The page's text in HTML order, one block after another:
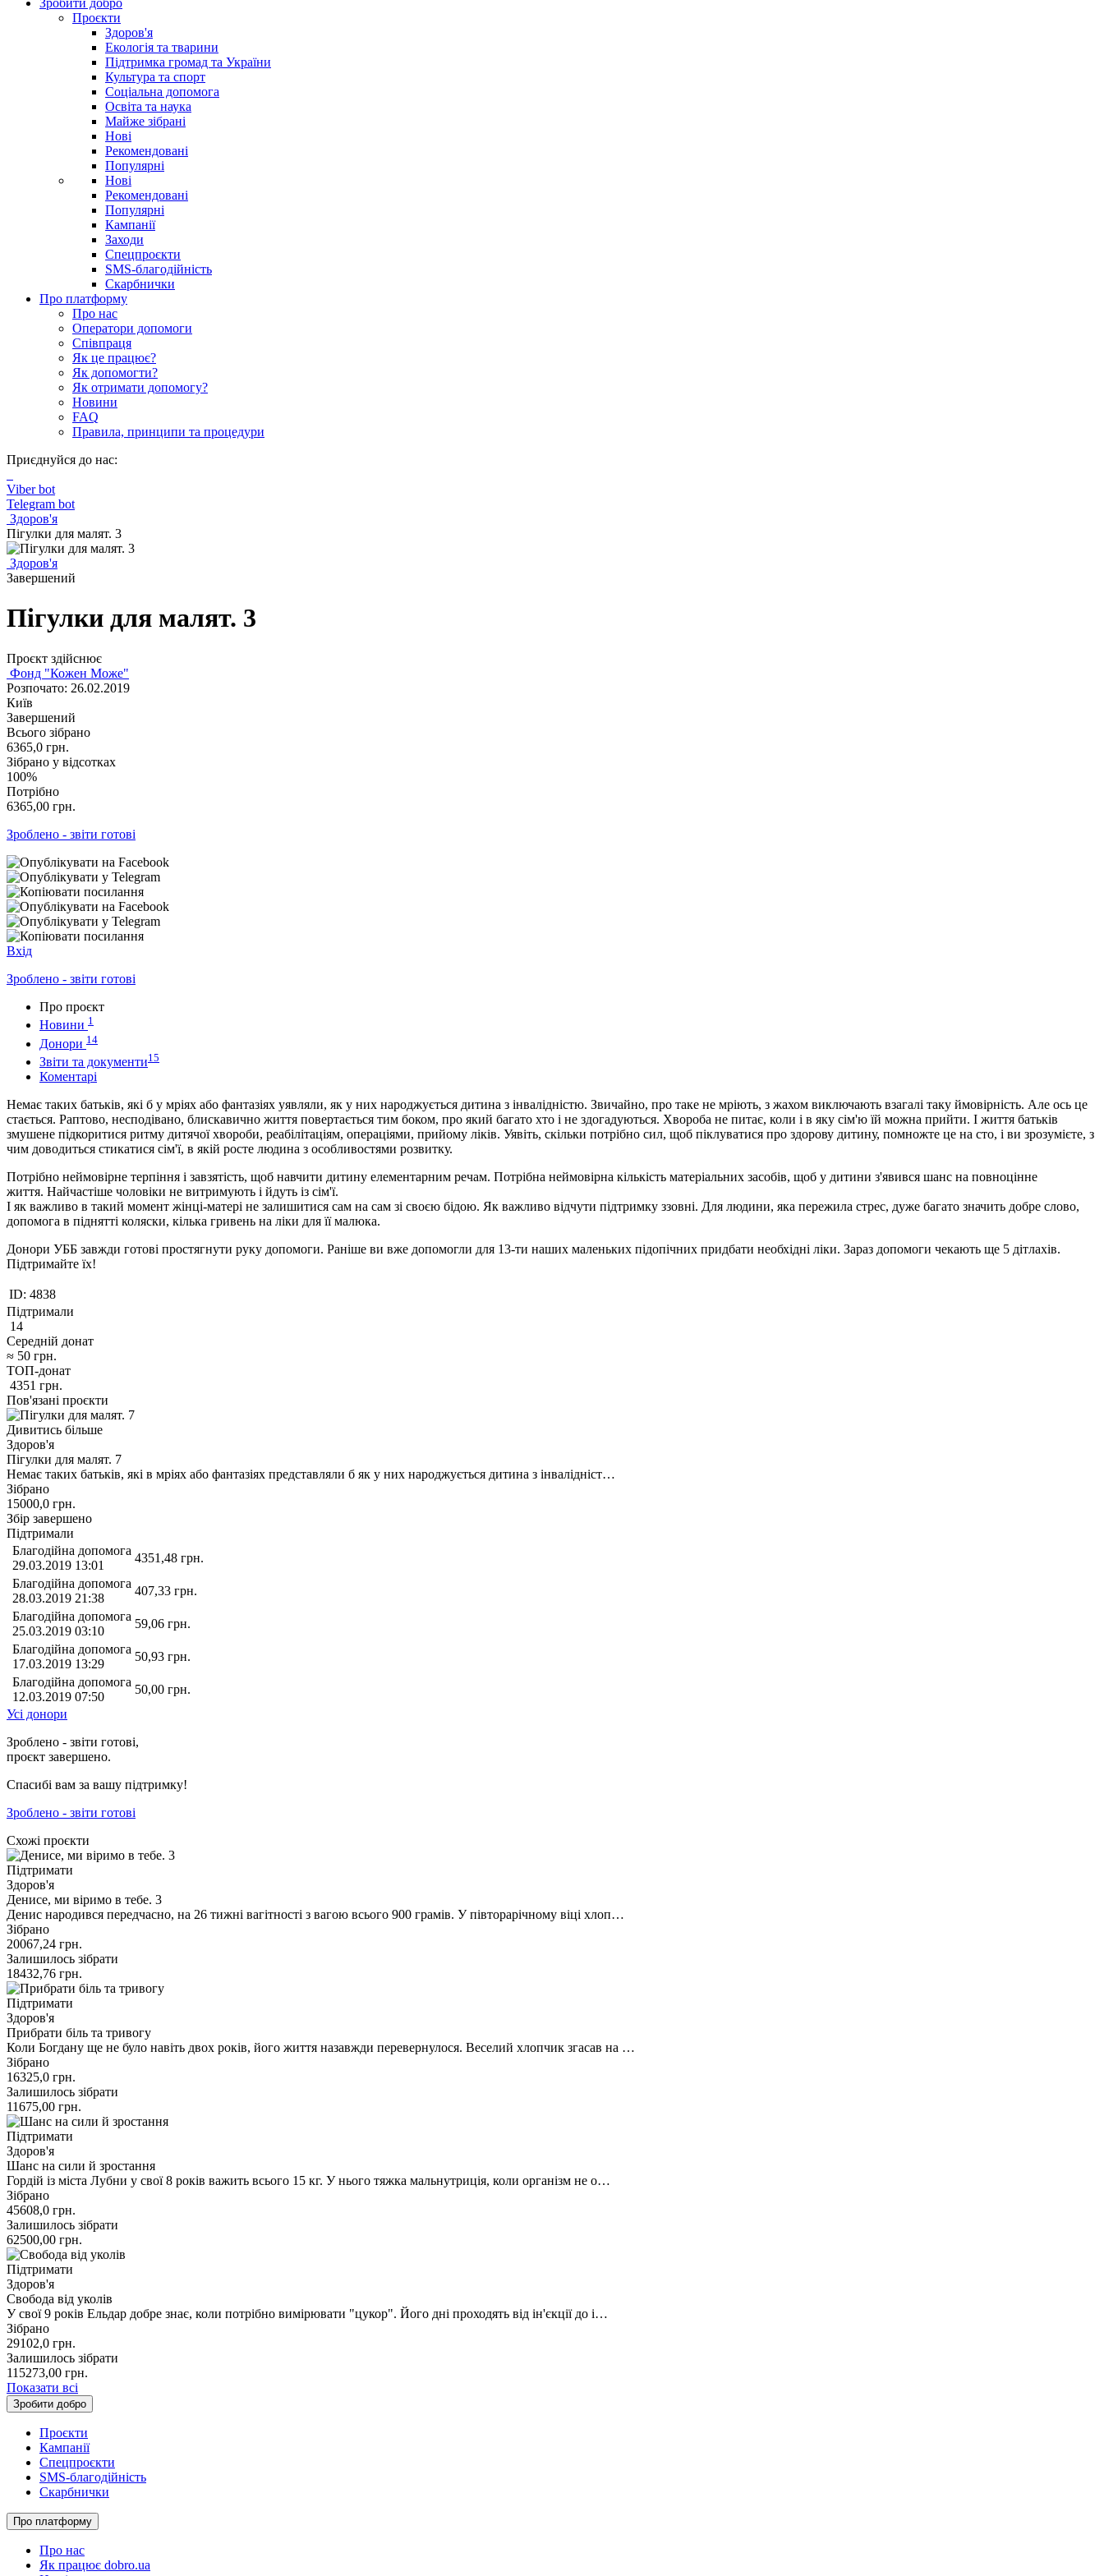
Зробити добро
Проєкти
Здоров'я
Екологія та тварини
Підтримка громад та України
Культура та спорт
Соціальна допомога
Освіта та наука
Майже зібрані
Нові
Рекомендовані
Популярні
Нові
Рекомендовані
Популярні
Кампанії
Заходи
Спецпроєкти
SMS-благодійність
Скарбнички
Про платформу
Про нас
Оператори допомоги
Співпраця
Як це працює?
Як допомогти?
Як отримати допомогу?
Новини
FAQ
Правила, принципи та процедури
Приєднуйся до нас:
Viber bot
Telegram bot
Здоров'я
Пігулки для малят. 3
Здоров'я
Завершений
Пігулки для малят. 3
Проєкт здійснює
Фонд "Кожен Може"
Розпочато: 26.02.2019
Київ
Завершений
Всього зібрано
6365,0 грн.
Зібрано у відсотках
100%
Потрібно
6365,00 грн.
Зроблено - звіти готові
Вхід
Зроблено - звіти готові
Про проєкт
Новини 1
Донори 14
Звіти та документи15
Коментарі
Немає таких батьків, які б у мріях або фантазіях уявляли, як у них народжується дитина з інвалідністю. Звичайно, про таке не мріють, з жахом виключають взагалі таку ймовірність. Але ось це
стається. Раптово, несподівано, блискавично життя повертається тим боком, про який багато хто і не здогадуються. Хвороба не питає, коли і в яку сім'ю їй можна прийти. І життя батьків
змушене підкоритися ритму дитячої хвороби, реабілітаціям, операціями, прийому ліків. Уявіть, скільки потрібно сил, щоб піклуватися про здорову дитину, помножте це на сто, і ви зрозумієте, з
чим доводиться стикатися сім'ї, в якій росте людина з особливостями розвитку.
Потрібно неймовірне терпіння і завзятість, щоб навчити дитину елементарним речам. Потрібна неймовірна кількість матеріальних засобів, щоб у дитини з'явився шанс на повноцінне
життя. Найчастіше чоловіки не витримують і йдуть із сім'ї.
І як важливо в такий момент жінці-матері не залишитися сам на сам зі своєю бідою. Як важливо відчути підтримку ззовні. Для людини, яка пережила стрес, дуже багато значить добре слово,
допомога в піднятті коляски, кілька гривень на ліки для її малюка.
Донори УББ завжди готові простягнути руку допомоги. Раніше ви вже допомогли для 13-ти наших маленьких підопічних придбати необхідні ліки. Зараз допомоги чекають ще 5 дітлахів.
Підтримайте їх!
ID: 4838
Підтримали
14
Середній донат
≈ 50 грн.
ТОП-донат
4351 грн.
Пов'язані проєкти
Дивитись більше
Здоров'я
Пігулки для малят. 7
Немає таких батьків, які в мріях або фантазіях представляли б як у них народжується дитина з інвалідніст…
Зібрано
15000,0 грн.
Збір завершено
Підтримали
Благодійна допомога
29.03.2019 13:01
4351,48 грн.
Благодійна допомога
28.03.2019 21:38
407,33 грн.
Благодійна допомога
25.03.2019 03:10
59,06 грн.
Благодійна допомога
17.03.2019 13:29
50,93 грн.
Благодійна допомога
12.03.2019 07:50
50,00 грн.
Усі донори
Зроблено - звіти готові,
проєкт завершено.
Спасибі вам за вашу підтримку!
Зроблено - звіти готові
Схожі проєкти
Підтримати
Здоров'я
Денисе, ми віримо в тебе. 3
Денис народився передчасно, на 26 тижні вагітності з вагою всього 900 грамів. У півторарічному віці хлоп…
Зібрано
20067,24 грн.
Залишилось зібрати
18432,76 грн.
Підтримати
Здоров'я
Прибрати біль та тривогу
Коли Богдану ще не було навіть двох років, його життя назавжди перевернулося. Веселий хлопчик згасав на …
Зібрано
16325,0 грн.
Залишилось зібрати
11675,00 грн.
Підтримати
Здоров'я
Шанс на сили й зростання
Гордій із міста Лубни у свої 8 років важить всього 15 кг. У нього тяжка мальнутриція, коли організм не о…
Зібрано
45608,0 грн.
Залишилось зібрати
62500,00 грн.
Підтримати
Здоров'я
Свобода від уколів
У свої 9 років Ельдар добре знає, коли потрібно вимірювати "цукор". Його дні проходять від ін'єкції до і…
Зібрано
29102,0 грн.
Залишилось зібрати
115273,00 грн.
Показати всі
Зробити добро
Проєкти
Кампанії
Спецпроєкти
SMS-благодійність
Скарбнички
Про платформу
Про нас
Як працює dobro.ua